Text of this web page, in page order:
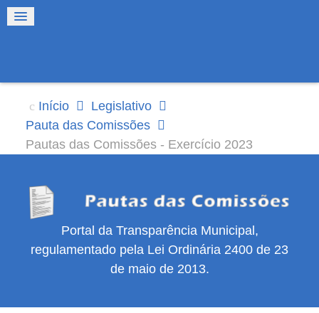
Início
Legislativo
Pauta das Comissões
Pautas das Comissões - Exercício 2023
Portal da Transparência Municipal,
regulamentado pela Lei Ordinária 2400 de 23
de maio de 2013.